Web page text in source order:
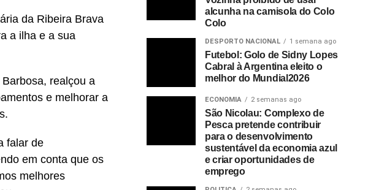
da Ribeira Brava
a ilha e a sua
realçou a
e melhorar a
falar de
em conta que os
melhores
alcunha na camisola do Colo
Colo
DESPORTO NACIONAL 1 semana ago
Futebol: Golo de Sidny Lopes
Cabral à Argentina eleito o
melhor do Mundial2026
ECONOMIA 2 semanas ago
São Nicolau: Complexo de
Pesca pretende contribuir
para o desenvolvimento
sustentável da economia azul
e criar oportunidades de
emprego